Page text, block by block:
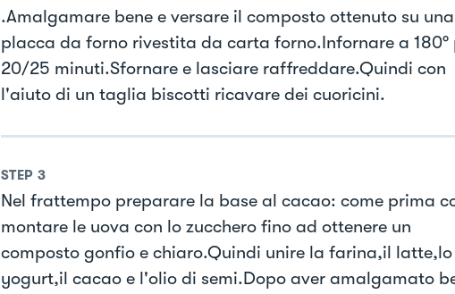
.Amalgamare bene e versare il composto ottenuto su una
placca da forno rivestita da carta forno.Infornare a 180°
20/25 minuti.Sfornare e lasciare raffreddare.Quindi con
l'aiuto di un taglia biscotti ricavare dei cuoricini.
STEP 3
Nel frattempo preparare la base al cacao: come prima
montare le uova con lo zucchero fino ad ottenere un
composto gonfio e chiaro.Quindi unire la farina,il latte,lo
yogurt,il cacao e l'olio di semi.Dopo aver amalgamato